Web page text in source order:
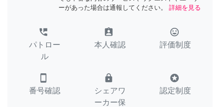
ーがあった場合は通報してください。
詳細を見る
perm_phone_msg
パトロー
ル
assignment_ind
本人確認
tag_faces
評価制度
smartphone
番号確認
lock
シェアワ
ーカー保
stars
認定制度